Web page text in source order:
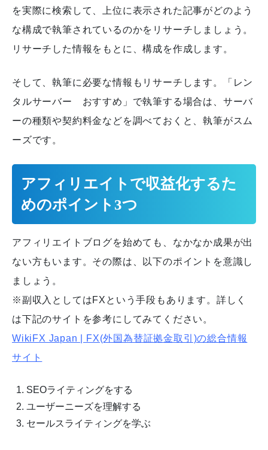
を実際に検索して、上位に表示された記事がどのよう
な構成で執筆されているのかをリサーチしましょう。
リサーチした情報をもとに、構成を作成します。
そして、執筆に必要な情報もリサーチします。「レン
タルサーバー おすすめ」で執筆する場合は、サーバ
ーの種類や契約料金などを調べておくと、執筆がスム
ーズです。
アフィリエイトで収益化するた
めのポイント3つ
アフィリエイトブログを始めても、なかなか成果が出
ない方もいます。その際は、以下のポイントを意識し
ましょう。
※副収入としてはFXという手段もあります。詳しく
は下記のサイトを参考にしてみてください。
WikiFX Japan | FX(外国為替証拠金取引)の総合情報
サイト
SEOライティングをする
ユーザーニーズを理解する
セールスライティングを学ぶ